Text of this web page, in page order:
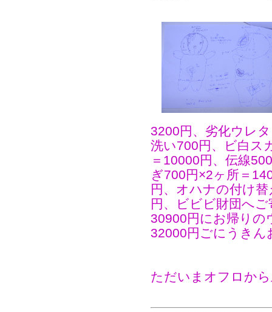
3200円、劣化ウレ
洗い700円、ビ白ス
＝10000円、伝線
ぎ700円×2ヶ所＝
円、オハナの付け
円、ビビビ財団へ
30900円にお帰りの
32000円ごにうきん
ただいまオフロか